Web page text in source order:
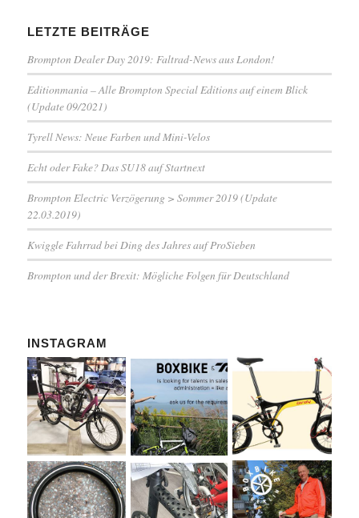
LETZTE BEITRÄGE
Brompton Dealer Day 2019: Faltrad-News aus London!
Editionmania – Alle Brompton Special Editions auf einem Blick
(Update 09/2021)
Tyrell News: Neue Farben und Mini-Velos
Echt oder Fake? Das SU18 auf Startnext
Brompton Electric Verzögerung > Sommer 2019 (Update
22.03.2019)
Kwiggle Fahrrad bei Ding des Jahres auf ProSieben
Brompton und der Brexit: Mögliche Folgen für Deutschland
INSTAGRAM